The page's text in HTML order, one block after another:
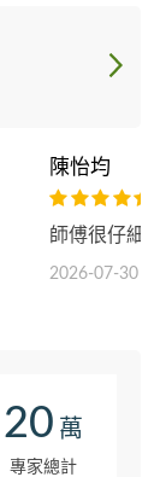
陳怡均
師傅很仔細
2026-07-30
20 萬
專家總計